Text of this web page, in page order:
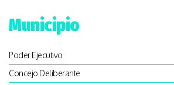
Municipio
Poder Ejecutivo
Concejo Deliberante